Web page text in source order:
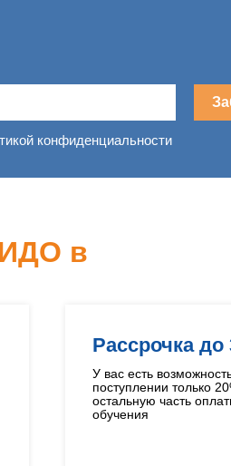
конфиденциальности
в
Рассрочка
У вас есть
поступлении только
остальную часть
обучения